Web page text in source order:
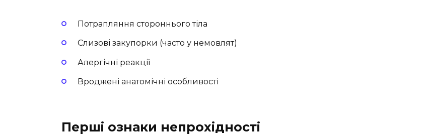
Потрапляння стороннього тіла
Слизові закупорки (часто у немовлят)
Алергічні реакції
Вроджені анатомічні особливості
Перші ознаки непрохідності